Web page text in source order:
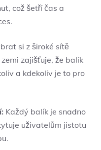
což šetří čas a
si z široké sítě
zajišťuje, že balík
a kdekoliv je to pro
Každý balík je snadno
uživatelům jistotu